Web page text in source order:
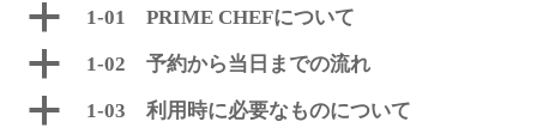
a 1-01 PRIME CHEFについて
a 1-02 予約から当日までの流れ
a 1-03 利用時に必要なものについて